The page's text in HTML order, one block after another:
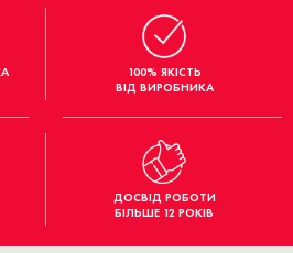
100% ЯКІСТЬ
ВІД ВИРОБНИКА
ДОСВІД РОБОТИ
БІЛЬШЕ 12 РОКІВ